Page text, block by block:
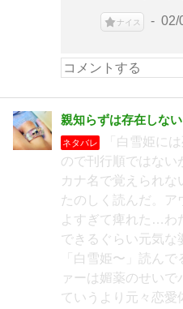
ナイス 02/
親知らずは存在しない
ネタバレ
「白雪姫に
ので刊行順ではない
カナ名で覚えられな
たのしく読んだ。ア
よすぎて痺れた…わ
できるぐらい元気な
「白雪姫〜」読ん
ァーは媚薬のせい
ていうより元々恋